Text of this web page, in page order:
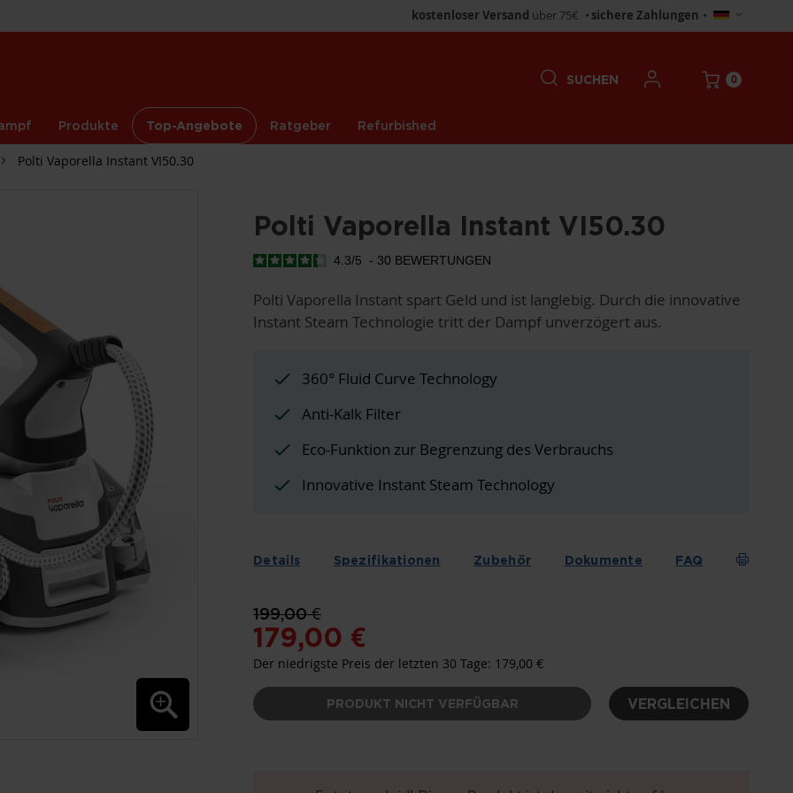
kostenloser Versand über 75€ • sichere Zahlungen • Store
wählen
Produkte Top-Angebote Ratgeber Refurbished
SUCHEN 0
Polti Vaporella Instant VI50.30
Polti Vaporella Instant VI50.30
4.3/5 - 30 BEWERTUNGEN
Polti Vaporella Instant spart Geld und ist langlebig. Durch die innovative
Instant Steam Technologie tritt der Dampf unverzögert aus.
360° Fluid Curve Technology
Anti-Kalk Filter
Eco-Funktion zur Begrenzung des Verbrauchs
Innovative Instant Steam Technology
Details Spezifikationen Zubehör Dokumente FAQ
179,00 €
199,00 €
Der niedrigste Preis der letzten 30 Tage: 179,00 €
PRODUKT NICHT VERFÜGBAR VERGLEICHEN